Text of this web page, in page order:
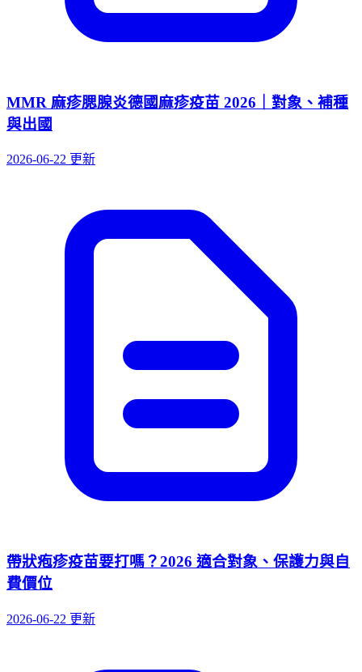
MMR 麻疹腮腺炎德國麻疹疫苗 2026｜對象、補種
與出國
2026-06-22 更新
帶狀疱疹疫苗要打嗎？2026 適合對象、保護力與自
費價位
2026-06-22 更新